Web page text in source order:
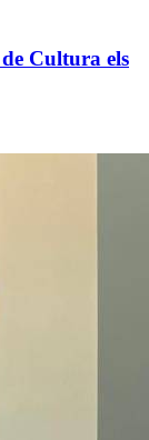
Cultura els